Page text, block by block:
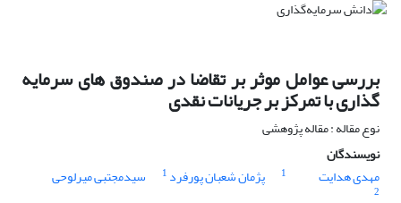
بررسی عوامل موثر بر تقاضا در صندوق های سرمایه
گذاری با تمرکز بر جریانات نقدی
نوع مقاله : مقاله پژوهشی
نویسندگان
مهدی هدایت
1 پژمان شعبان پورفرد 1 سیدمجتبی میرلوحی
2